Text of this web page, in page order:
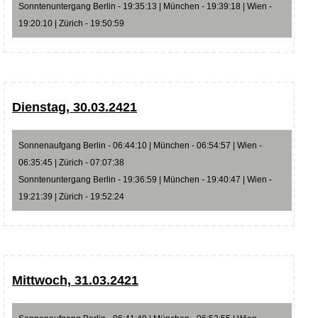
Sonntenuntergang Berlin - 19:35:13 | München - 19:39:18 | Wien -
19:20:10 | Zürich - 19:50:59
Dienstag, 30.03.2421
Sonnenaufgang Berlin - 06:44:10 | München - 06:54:57 | Wien -
06:35:45 | Zürich - 07:07:38
Sonntenuntergang Berlin - 19:36:59 | München - 19:40:47 | Wien -
19:21:39 | Zürich - 19:52:24
Mittwoch, 31.03.2421